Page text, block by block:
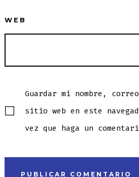
WEB
Guardar mi nombre,
sitio web en este
vez que haga un